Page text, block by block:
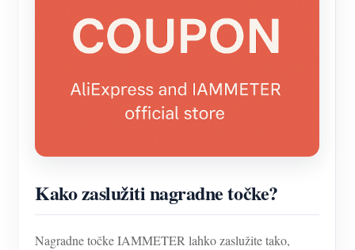
Kako zaslužiti nagradne točke?
Nagradne točke IAMMETER lahko zaslužite tako,